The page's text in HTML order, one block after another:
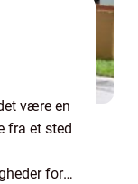
være en
fra et sted
for